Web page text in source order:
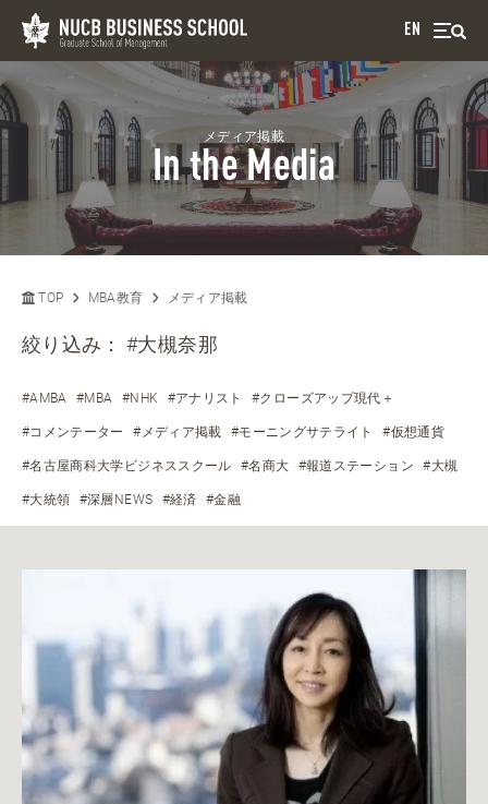
EN
メディア掲載
In the Media
TOP MBA教育 メディア掲載
絞り込み：#大槻奈那
#AMBA #MBA #NHK #アナリスト #クローズアップ現代＋
#コメンテーター #メディア掲載 #モーニングサテライト #仮想通貨
#名古屋商科大学ビジネススクール #名商大 #報道ステーション #大槻
#大統領 #深層NEWS #経済 #金融